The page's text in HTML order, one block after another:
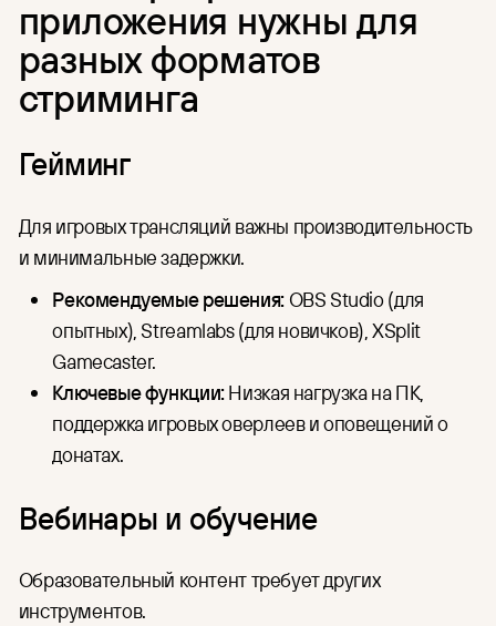
приложения нужны для
разных форматов
стриминга
Гейминг
Для игровых трансляций важны производительность
и минимальные задержки.
Рекомендуемые решения:OBS Studio (для
опытных), Streamlabs (для новичков), XSplit
Gamecaster.
Ключевые функции:Низкая нагрузка на ПК,
поддержка игровых оверлеев и оповещений о
донатах.
Вебинары и обучение
Образовательный контент требует других
инструментов.